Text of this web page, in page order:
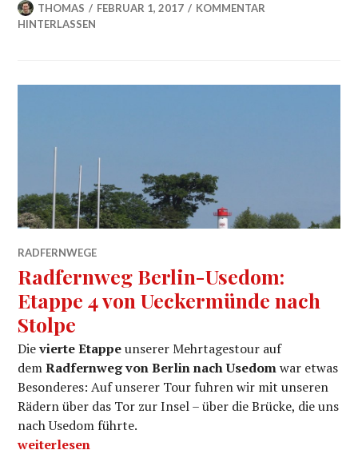
THOMAS FEBRUAR 1, 2017
KOMMENTAR
HINTERLASSEN
RADFERNWEGE
Radfernweg Berlin-Usedom:
Etappe 4 von Ueckermünde nach
Stolpe
Dievierte Etappeunserer Mehrtagestour auf
demRadfernweg von Berlin nach Usedomwar etwas
Besonderes: Auf unserer Tour fuhren wir mit unseren
Rädern über das Tor zur Insel – über die Brücke, die uns
nach Usedom führte.
„Radfernweg Berlin-Usedom: Etappe 4 von
weiterlesen